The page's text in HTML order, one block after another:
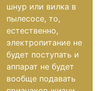
шнур или вилка в
пылесосе, то,
естественно,
электропитание не
будет поступать и
аппарат не будет
вообще подавать